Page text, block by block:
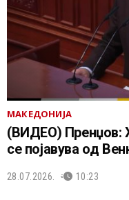
МАКЕДОНИЈА
(ВИДЕО) Пренџов:
се појавува од
28.07.2026. 10:23